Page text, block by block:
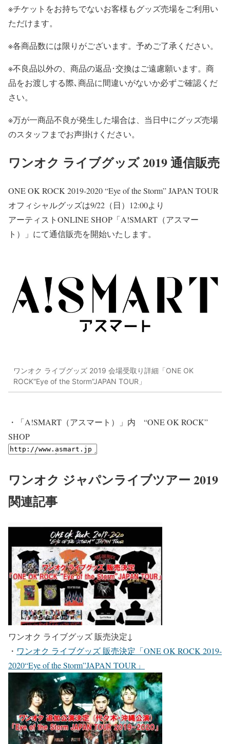
※チケットをお持ちでないお客様もグッズ売場をご利用い
ただけます。
※各商品数には限りがございます。予めご了承ください。
※不良品以外の、商品の返品･交換はご遠慮願います。商
品をお渡しする際､商品に間違いがないか必ずご確認くだ
さい。
※万が一商品不良が発生した場合は、当日中にグッズ売場
のスタッフまでお声掛けください。
ワンオク ライブグッズ 2019 通信販売
ONE OK ROCK 2019-2020 “Eye of the Storm” JAPAN TOUR
オフィシャルグッズは9/22（日）12:00より
アーティストONLINE SHOP 「A!SMART（アスマー
ト）」 にて通信販売を開始いたします。
ワンオク ライブグッズ 2019 会場受取り詳細「ONE OK
ROCK“Eye of the Storm”JAPAN TOUR」
・
「A!SMART（アスマート）」内 “ONE OK ROCK”
SHOP
ワンオク ジャパンライブツアー 2019
関連記事
ワンオク ライブグッズ 販売決定 ↓
・ ワンオク ライブグッズ 販売決定「ONE OK ROCK 2019-
2020“Eye of the Storm”JAPAN TOUR」